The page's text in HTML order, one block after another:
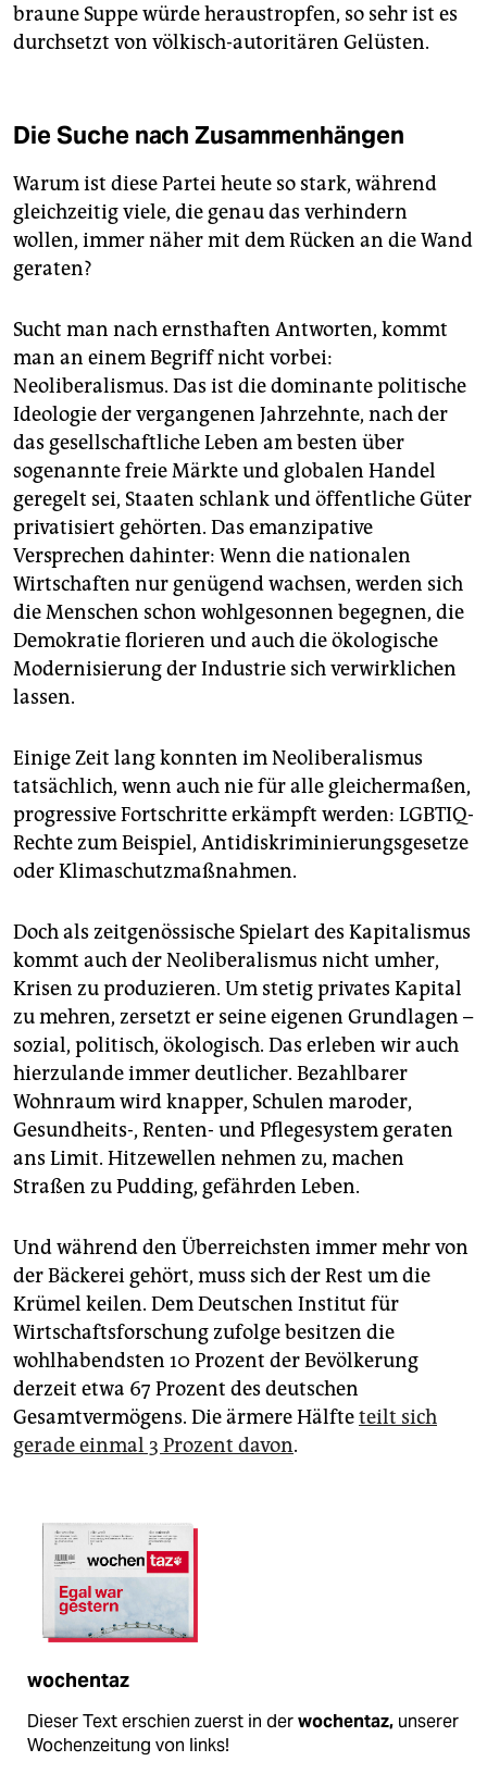
braune Suppe würde heraustropfen, so sehr ist es
durchsetzt von völkisch-autoritären Gelüsten.
Die Suche nach Zusammenhängen
Warum ist diese Partei heute so stark, während
gleichzeitig viele, die genau das verhindern
wollen, immer näher mit dem Rücken an die Wand
geraten?
Sucht man nach ernsthaften Antworten, kommt
man an einem Begriff nicht vorbei:
Neoliberalismus. Das ist die dominante politische
Ideologie der vergangenen Jahrzehnte, nach der
das gesellschaftliche Leben am besten über
sogenannte freie Märkte und globalen Handel
geregelt sei, Staaten schlank und öffentliche Güter
privatisiert gehörten. Das emanzipative
Versprechen dahinter: Wenn die nationalen
Wirtschaften nur genügend wachsen, werden sich
die Menschen schon wohlgesonnen begegnen, die
Demokratie florieren und auch die ökologische
Modernisierung der Industrie sich verwirklichen
lassen.
Einige Zeit lang konnten im Neoliberalismus
tatsächlich, wenn auch nie für alle gleichermaßen,
progressive Fortschritte erkämpft werden: LGBTIQ-
Rechte zum Beispiel, Antidiskriminierungsgesetze
oder Klimaschutzmaßnahmen.
Doch als zeitgenössische Spielart des Kapitalismus
kommt auch der Neoliberalismus nicht umher,
Krisen zu produzieren. Um stetig privates Kapital
zu mehren, zersetzt er seine eigenen Grundlagen –
sozial, politisch, ökologisch. Das erleben wir auch
hierzulande immer deutlicher. Bezahlbarer
Wohnraum wird knapper, Schulen maroder,
Gesundheits-, Renten- und Pflegesystem geraten
ans Limit. Hitzewellen nehmen zu, machen
Straßen zu Pudding, gefährden Leben.
Und während den Überreichsten immer mehr von
der Bäckerei gehört, muss sich der Rest um die
Krümel keilen. Dem Deutschen Institut für
Wirtschaftsforschung zufolge besitzen die
wohlhabendsten 10 Prozent der Bevölkerung
derzeit etwa 67 Prozent des deutschen
Gesamtvermögens. Die ärmere Hälfteteilt sich
gerade einmal 3 Prozent davon.
wochentaz
Dieser Text erschien zuerst in derwochentaz, unserer
Wochenzeitung von links!